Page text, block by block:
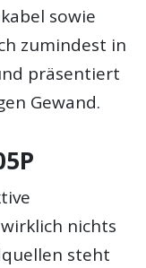
sowie
zumindest in
präsentiert
Gewand.
nichts
steht